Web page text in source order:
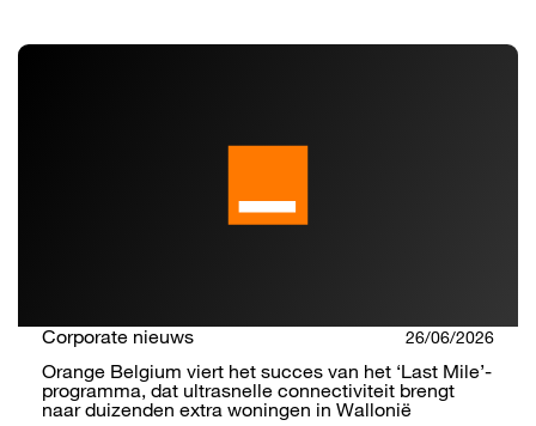
Corporate nieuws 26/06/2026
Orange Belgium viert het succes van het ‘Last Mile’-
programma, dat ultrasnelle connectiviteit brengt
naar duizenden extra woningen in Wallonië